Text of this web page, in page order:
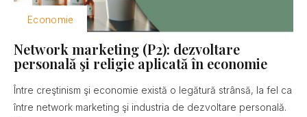
Economie
Network marketing (P2): dezvoltare
personală şi religie aplicată în economie
Între creştinism şi economie există o legătură strânsă, la fel ca
între network marketing şi industria de dezvoltare personală.